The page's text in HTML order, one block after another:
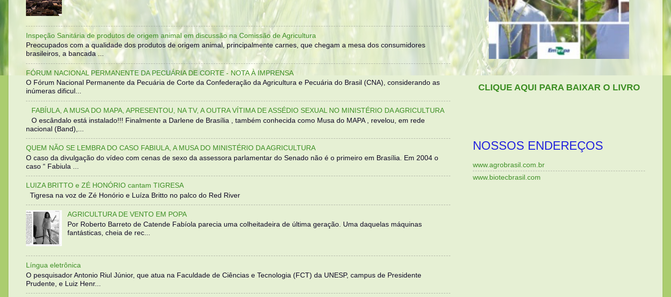
Inspeção Sanitária de produtos de origem animal em discussão na Comissão de Agricultura
Preocupados com a qualidade dos produtos de origem animal, principalmente carnes, que chegam a mesa dos consumidores
brasileiros, a bancada ...
FÓRUM NACIONAL PERMANENTE DA PECUÁRIA DE CORTE - NOTA À IMPRENSA
O Fórum Nacional Permanente da Pecuária de Corte da Confederação da Agricultura e Pecuária do Brasil (CNA), considerando as
inúmeras dificul...
FABÍULA, A MUSA DO MAPA, APRESENTOU, NA TV, A OUTRA VÍTIMA DE ASSÉDIO SEXUAL NO MINISTÉRIO DA AGRICULTURA
O escândalo está instalado!!! Finalmente a Darlene de Brasília , também conhecida como Musa do MAPA , revelou, em rede
nacional (Band),...
QUEM NÃO SE LEMBRA DO CASO FABIULA, A MUSA DO MINISTÉRIO DA AGRICULTURA
O caso da divulgação do vídeo com cenas de sexo da assessora parlamentar do Senado não é o primeiro em Brasília. Em 2004 o
caso “ Fabiula ...
LUIZA BRITTO e ZÉ HONÓRIO cantam TIGRESA
Tigresa na voz de Zé Honório e Luíza Britto no palco do Red River
AGRICULTURA DE VENTO EM POPA
Por Roberto Barreto de Catende Fabíola parecia uma colheitadeira de última geração. Uma daquelas máquinas
fantásticas, cheia de rec...
Língua eletrônica
O pesquisador Antonio Riul Júnior, que atua na Faculdade de Ciências e Tecnologia (FCT) da UNESP, campus de Presidente
Prudente, e Luiz Henr...
CLIQUE AQUI PARA BAIXAR O LIVRO
NOSSOS ENDEREÇOS
www.agrobrasil.com.br
www.biotecbrasil.com